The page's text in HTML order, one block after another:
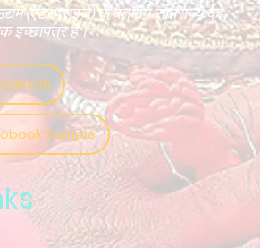
Sample
(एंटरप्राइज) के वर्तमान साम्राज्य को
इच्छापत्र है।